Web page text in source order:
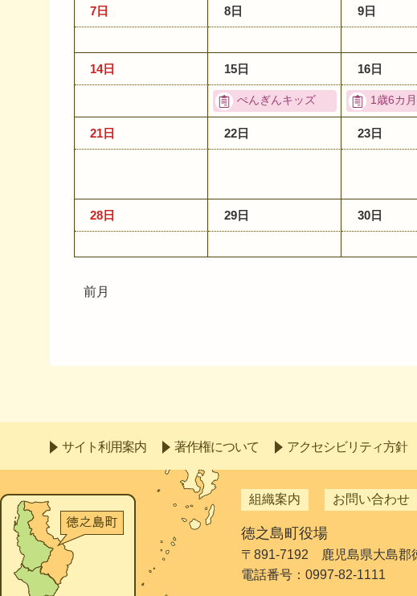
7日 8日 9日
14日 15日 16日
ぺんぎんキッズ 1歳6カ
21日 22日 23日
28日 29日 30日
前月
サイト利用案内 著作権について アクセシビリティ方針
組織案内 お問い合わせ
徳之島町役場
〒891-7192 鹿児島県大島郡
電話番号：0997-82-1111